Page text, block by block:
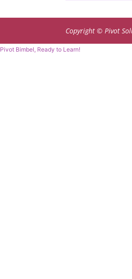
Copyright © Pivot
Pivot Bimbel, Ready to Learn!